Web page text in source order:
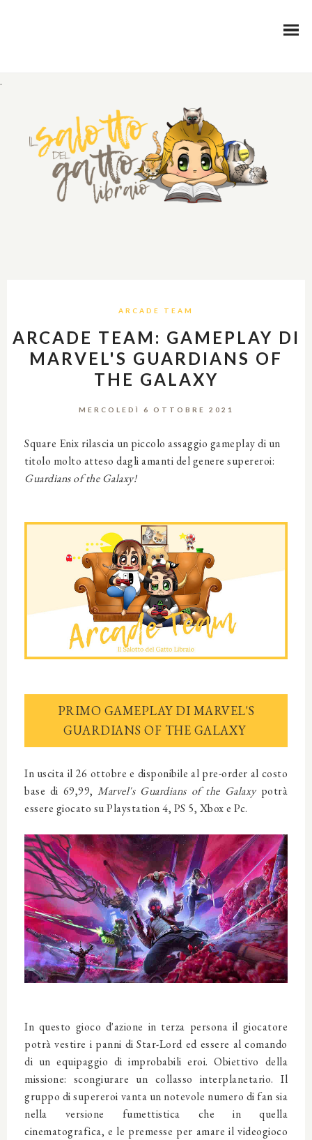
.
ARCADE TEAM
ARCADE TEAM: GAMEPLAY DI
MARVEL'S GUARDIANS OF
THE GALAXY
MERCOLEDÌ 6 OTTOBRE 2021
Square Enix rilascia un piccolo assaggio gameplay di un
titolo molto atteso dagli amanti del genere supereroi:
Guardians of the Galaxy!
PRIMO GAMEPLAY DI MARVEL'S
GUARDIANS OF THE GALAXY
In uscita il 26 ottobre e disponibile al pre-order al costo
base di 69,99,Marvel's Guardians of the Galaxypotrà
essere giocato su Playstation 4, PS 5, Xbox e Pc.
In questo gioco d'azione in terza persona il giocatore
potrà vestire i panni di Star-Lord ed essere al comando
di un equipaggio di improbabili eroi. Obiettivo della
missione: scongiurare un collasso interplanetario. Il
gruppo di supereroi vanta un notevole numero di fan sia
nella versione fumettistica che in quella
cinematografica, e le premesse per amare il videogioco